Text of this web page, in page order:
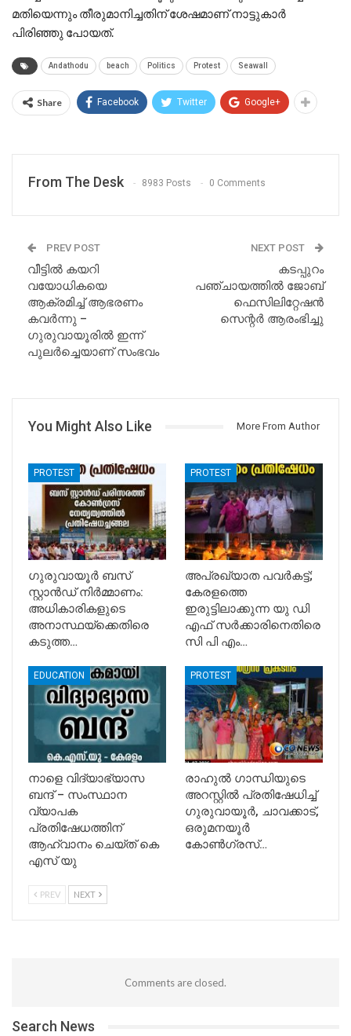
മതിയെന്നും തീരുമാനിച്ചതിന് ശേഷമാണ് നാട്ടുകാർ
പിരിഞ്ഞു പോയത്.
Andathodu beach Politics Protest Seawall
Share Facebook Twitter Google+
From The Desk 8983 Posts 0 Comments
PREV POST
വീട്ടിൽ കയറി
വയോധികയെ
ആക്രമിച്ച് ആഭരണം
കവർന്നു –
ഗുരുവായൂരിൽ ഇന്ന്
പുലർച്ചെയാണ് സംഭവം
NEXT POST
കടപ്പുറം
പഞ്ചായത്തിൽ ജോബ്
ഫെസിലിറ്റേഷൻ
സെന്റർ ആരംഭിച്ചു
You Might Also Like More From Author
PROTEST
ഗുരുവായൂർ ബസ്
സ്റ്റാൻഡ് നിർമ്മാണം:
അധികാരികളുടെ
അനാസ്ഥയ്‌ക്കെതിരെ
കടുത്ത…
PROTEST
അപ്രഖ്യാത പവർകട്ട്;
കേരളത്തെ
ഇരുട്ടിലാക്കുന്ന യു ഡി
എഫ് സർക്കാരിനെതിരെ
സി പി എം…
EDUCATION
നാളെ വിദ്യാഭ്യാസ
ബന്ദ് – സംസ്ഥാന
വ്യാപക
പ്രതിഷേധത്തിന്
ആഹ്വാനം ചെയ്ത് കെ
എസ് യു
PROTEST
രാഹുൽ ഗാന്ധിയുടെ
അറസ്റ്റിൽ പ്രതിഷേധിച്ച്
ഗുരുവായൂർ, ചാവക്കാട്,
ഒരുമനയൂർ
കോൺഗ്രസ്…
PREV NEXT
Comments are closed.
Search News